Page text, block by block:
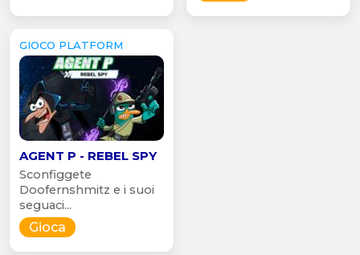
GIOCO PLATFORM
AGENT P - REBEL SPY
Sconfiggete
Doofernshmitz e i suoi
seguaci...
Gioca